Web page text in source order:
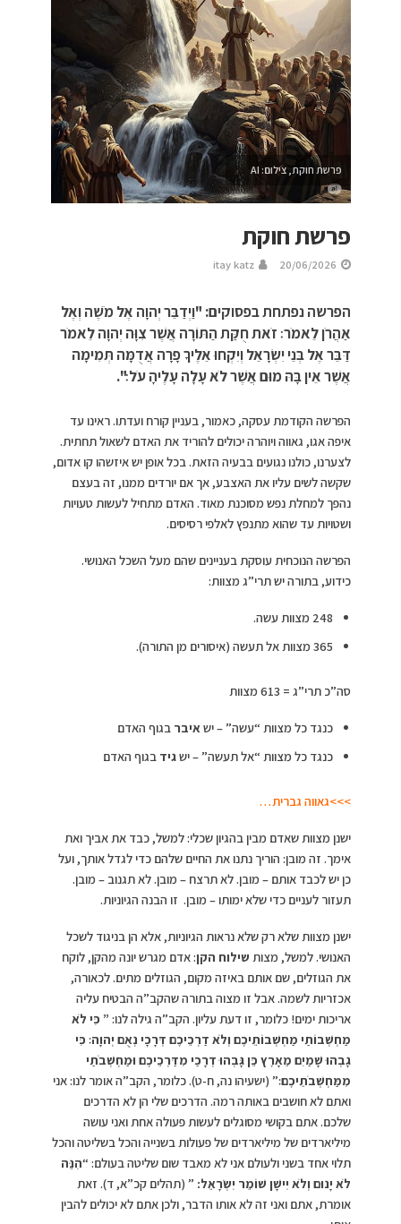
פרשת חוקת, צילום: AI
פרשת חוקת
20/06/2026
itay katz
הפרשה נפתחת בפסוקים: "וַיְדַבֵּר יְהוָה אֶל מֹשֶׁה וְאֶל
אַהֲרֹן לֵאמֹר׃ זֹאת חֻקַּת הַתּוֹרָה אֲשֶׁר צִוָּה יְהוָה לֵאמֹר
דַּבֵּר אֶל בְּנֵי יִשְׂרָאֵל וְיִקְחוּ אֵלֶיךָ פָרָה אֲדֻמָּה תְּמִימָה
אֲשֶׁר אֵין בָּהּ מוּם אֲשֶׁר לֹא עָלָה עָלֶיהָ עֹל׃".
הפרשה הקודמת עסקה, כאמור, בעניין קורח ועדתו. ראינו עד
איפה אגו, גאווה ויוהרה יכולים להוריד את האדם לשאול תחתית.
לצערנו, כולנו נגועים בבעיה הזאת. בכל אופן יש איזשהו קו אדום,
שקשה לשים עליו את האצבע, אך אם יורדים ממנו, זה בעצם
נהפך למחלת נפש מסוכנת מאוד. האדם מתחיל לעשות טעויות
ושטויות עד שהוא מתנפץ לאלפי רסיסים.
הפרשה הנוכחית עוסקת בעניינים שהם מעל השכל האנושי.
כידוע, בתורה יש תרי”ג מצוות:
248 מצוות עשה.
365 מצוות אל תעשה (איסורים מן התורה).
סה”כ תרי”ג = 613 מצוות
כנגד כל מצוות “עשה” – ישאיבר בגוף האדם
כנגד כל מצוות “אל תעשה” – ישגיד בגוף האדם
>>>גאווה גברית…
ישנן מצוות שאדם מבין בהגיון שכלי: למשל, כבד את אביך ואת
אימך. זה מובן: הוריך נתנו את החיים שלהם כדי לגדל אותך, ועל
כן יש לכבד אותם – מובן. לא תרצח – מובן. לא תגנוב – מובן.
תעזור לעניים כדי שלא ימותו – מובן. זו הבנה הגיוניות.
ישנן מצוות שלא רק שלא נראות הגיוניות, אלא הן בניגוד לשכל
האנושי. למשל, מצות שילוח הקן: אדם מגרש יונה מהקן, לוקח
את הגוזלים, שם אותם באיזה מקום, הגוזלים מתים. לכאורה,
אכזריות לשמה. אבל זו מצוה בתורה שהקב”ה הבטיח עליה
אריכות ימים! כלומר, זו דעת עליון. הקב”ה גילה לנו: ” כִּי לֹא
מַחְשְׁבוֹתַי מַחְשְׁבוֹתֵיכֶם וְלֹא דַרְכֵיכֶם דְּרָכָי נְאֻם יְהוָה׃ כִּי
גָבְהוּ שָׁמַיִם מֵאָרֶץ כֵּן גָּבְהוּ דְרָכַי מִדַּרְכֵיכֶם וּמַחְשְׁבֹתַי
מִמַּחְשְׁבֹתֵיכֶם׃” (ישעיהו נה, ח-ט). כלומר, הקב”ה אומר לנו: אני
ואתם לא חושבים באותה רמה. הדרכים שלי הן לא הדרכים
שלכם. אתם בקושי מסוגלים לעשות פעולה אחת ואני עושה
מיליארדים של מיליארדים של פעולות בשנייה והכל בשליטה והכל
תלוי אחד בשני ולעולם אני לא מאבד שום שליטה בעולם: “הִנֵּה
לֹא יָנוּם וְלֹא יִישָׁן שׁוֹמֵר יִשְׂרָאֵל: ” (תהלים קכ”א, ד). זאת
אומרת, אתם ואני זה לא אותו הדבר, ולכן אתם לא יכולים להבין